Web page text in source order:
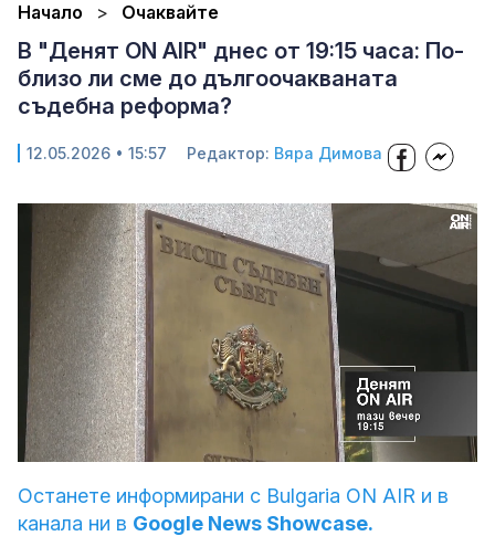
Начало Очаквайте
В "Денят ON AIR" днес от 19:15 часа: По-
близо ли сме до дългоочакваната
съдебна реформа?
12.05.2026 • 15:57 Редактор: Вяра Димова
Unmute Loaded
100.00%
Останете информирани с Bulgaria ON AIR и в
канала ни в Google News Showcase.